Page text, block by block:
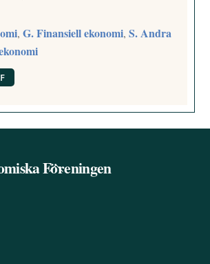
,G. Finansiell ekonomi,S. Andra
Back
Föreningen